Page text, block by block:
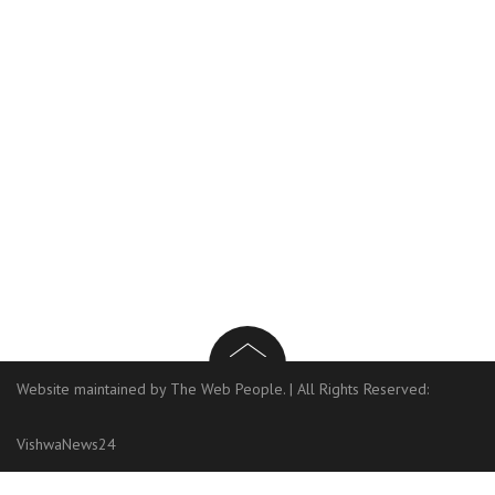
Website maintained by The Web People. | All Rights Reserved:
VishwaNews24